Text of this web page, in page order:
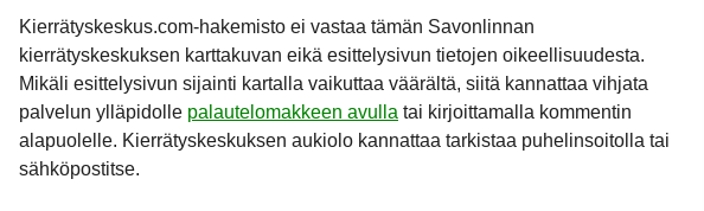
Kierrätyskeskus.com-hakemisto ei vastaa tämän Savonlinnan
kierrätyskeskuksen karttakuvan eikä esittelysivun tietojen oikeellisuudesta.
Mikäli esittelysivun sijainti kartalla vaikuttaa väärältä, siitä kannattaa vihjata
palvelun ylläpidolle palautelomakkeen avulla tai kirjoittamalla kommentin
alapuolelle. Kierrätyskeskuksen aukiolo kannattaa tarkistaa puhelinsoitolla tai
sähköpostitse.